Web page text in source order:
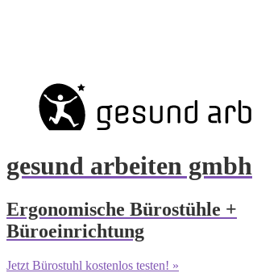
gesund arbeiten gmbh
Ergonomische Bürostühle +
Büroeinrichtung
Jetzt Bürostuhl kostenlos testen! »